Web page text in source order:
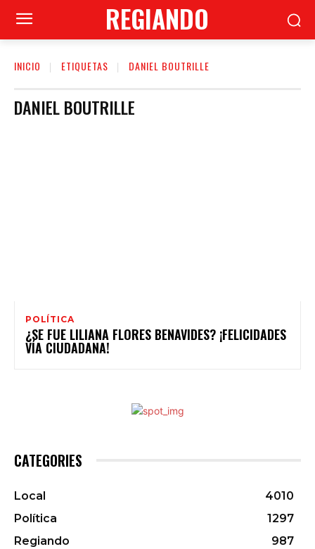
REGIANDO
INICIO ETIQUETAS DANIEL BOUTRILLE
DANIEL BOUTRILLE
POLÍTICA
¿SE FUE LILIANA FLORES BENAVIDES? ¡FELICIDADES
VÍA CIUDADANA!
CATEGORIES
Local
4010
Política
1297
Regiando
987